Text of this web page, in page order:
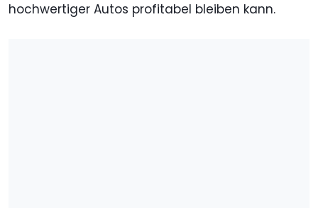
hochwertiger Autos profitabel bleiben kann.